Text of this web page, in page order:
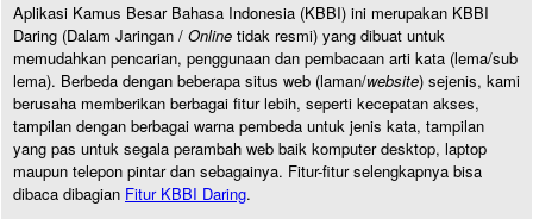
Aplikasi Kamus Besar Bahasa Indonesia (KBBI) ini merupakan KBBI
Daring (Dalam Jaringan / Online tidak resmi) yang dibuat untuk
memudahkan pencarian, penggunaan dan pembacaan arti kata (lema/sub
lema). Berbeda dengan beberapa situs web (laman/website) sejenis, kami
berusaha memberikan berbagai fitur lebih, seperti kecepatan akses,
tampilan dengan berbagai warna pembeda untuk jenis kata, tampilan
yang pas untuk segala perambah web baik komputer desktop, laptop
maupun telepon pintar dan sebagainya. Fitur-fitur selengkapnya bisa
dibaca dibagian Fitur KBBI Daring.